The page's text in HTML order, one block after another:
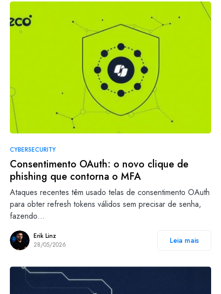
CYBERSECURITY
Consentimento OAuth: o novo clique de
phishing que contorna o MFA
Ataques recentes têm usado telas de consentimento OAuth
para obter refresh tokens válidos sem precisar de senha,
fazendo…
Erik Linz
28/05/2026
Leia mais